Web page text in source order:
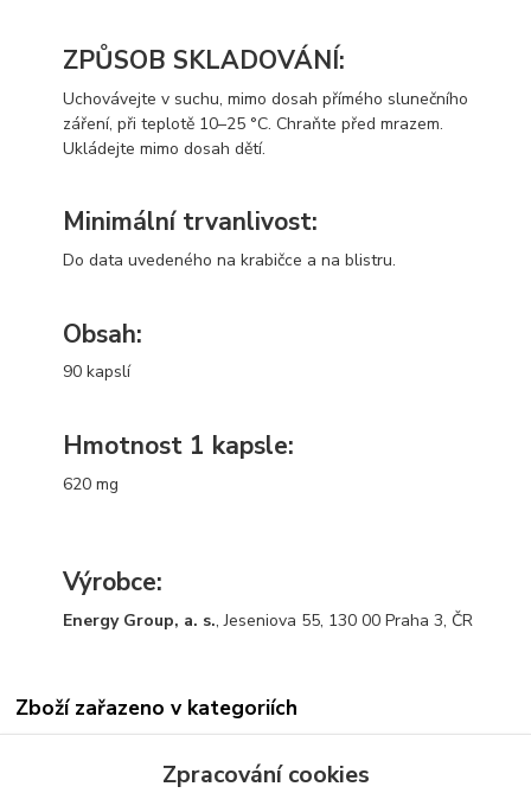
ZPŮSOB SKLADOVÁNÍ:
Uchovávejte v suchu, mimo dosah přímého slunečního
záření, při teplotě 10–25 °C. Chraňte před mrazem.
Ukládejte mimo dosah dětí.
Minimální trvanlivost:
Do data uvedeného na krabičce a na blistru.
Obsah:
90 kapslí
Hmotnost 1 kapsle:
620 mg
Výrobce:
Energy Group, a. s., Jeseniova 55, 130 00 Praha 3, ČR
Zboží zařazeno v kategoriích
Zpracování cookies